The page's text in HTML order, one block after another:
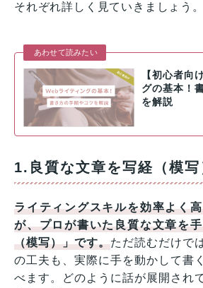
それぞれ詳しく見ていきましょう。
あわせて読みたい
【初心者向
グの基本！
を解説
1.良質な文章を写経（模写
ライティングスキルを効率よく
が、プロが書いた良質な文章を
（模写）」です。ただ読むだけで
の工夫も、実際に手を動かして書
べます。どのように話が展開され